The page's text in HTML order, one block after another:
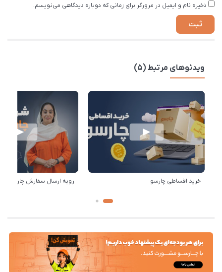
ذخیره نام و ایمیل در مرورگر برای زمانی که دوباره دیدگاهی می‌نویسم.
ویدئوهای مرتبط (5)
خرید اقساطی چارسو رویه ارسال سفارش چارسو